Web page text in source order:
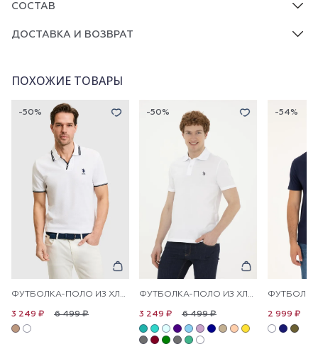
СОСТАВ
ДОСТАВКА И ВОЗВРАТ
ПОХОЖИЕ ТОВАРЫ
-50%
ФУТБОЛКА-ПОЛО ИЗ ХЛОПКА С КОНТРАСТНОЙ ОКАНТОВКОЙ
6 499 ₽
3 249 ₽
-50%
ФУТБОЛКА-ПОЛО ИЗ ХЛОПКА
6 499 ₽
3 249 ₽
-54%
2 999 ₽